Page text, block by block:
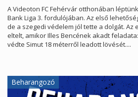
A Videoton FC Fehérvár otthonában
Bank Liga 3. fordulójában. Az első
de a szegedi védelem jól tette a dolgát. Az
eltelt, amikor Illes Bencének akadt
védte Simut 18 méterről leadott lövését....
Beharangozó